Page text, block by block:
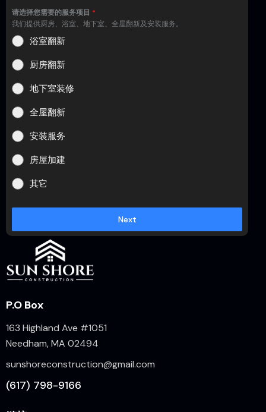
请选择您需要的服务项目 *
我们提供厨房、浴室、地下室、全屋翻新及安装服务。
浴室翻新
厨房翻新
地下室装修
全屋翻新
安装服务
房屋加建
其它
Next
P.O Box
163 Highland Ave #1051
Needham, MA 02494
sunshoreconstruction@gmail.com
(617) 798-9166